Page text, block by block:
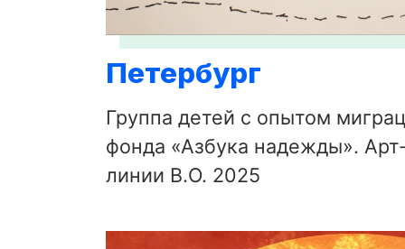
Петербург
Группа детей с опытом
фонда «Азбука надежды».
линии В.О. 2025